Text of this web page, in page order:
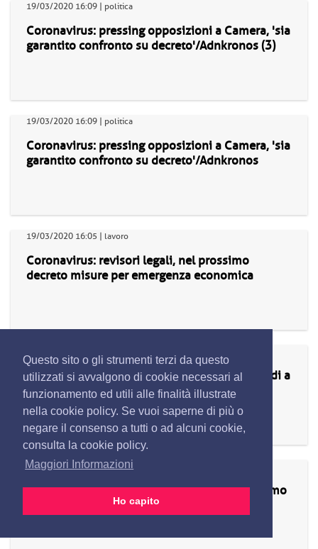
Questo sito o gli strumenti terzi da questo
utilizzati si avvalgono di cookie necessari al
funzionamento ed utili alle finalità illustrate
nella cookie policy. Se vuoi saperne di più o
negare il consenso a tutti o ad alcuni cookie,
consulta la cookie policy.
Maggiori Informazioni
Ho capito
19/03/2020 16:09 | politica
Coronavirus: pressing opposizioni a Camera, 'sia
garantito confronto su decreto'/Adnkronos (3)
19/03/2020 16:09 | politica
Coronavirus: pressing opposizioni a Camera, 'sia
garantito confronto su decreto'/Adnkronos
19/03/2020 16:05 | lavoro
Coronavirus: revisori legali, nel prossimo
decreto misure per emergenza economica
Coronavirus: Segugio.it, in tv per raccolta fondi a
favore Protezione Civile
19/03/2020 16:00 | politica
**Coronavirus: Pd fa punto emergenza Bergamo
con Gori e dirigenti**